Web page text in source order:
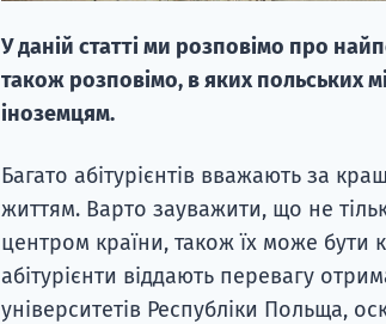
У даній статті ми розповімо про
також розповімо, в яких польських
іноземцям.
Багато абітурієнтів вважають за
життям. Варто зауважити, що не
центром країни, також їх може бути
абітурієнти віддають перевагу
університетів Республіки Польща,